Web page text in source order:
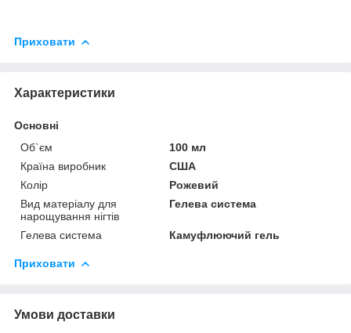
Приховати
Характеристики
Основні
Об`єм
100 мл
Країна виробник
США
Колір
Рожевий
Вид матеріалу для
нарощування нігтів
Гелева система
Гелева система Камуфлюючий гель
Приховати
Умови доставки